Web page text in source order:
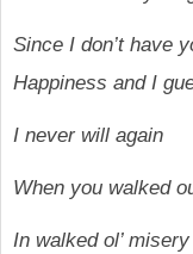
Since I don’t have
Happiness and I
I never will again
When you walked
In walked ol’ misery